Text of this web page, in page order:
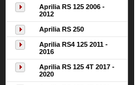
Aprilia RS 125 2006 -
2012
Aprilia RS 250
Aprilia RS4 125 2011 -
2016
Aprilia RS 125 4T 2017 -
2020